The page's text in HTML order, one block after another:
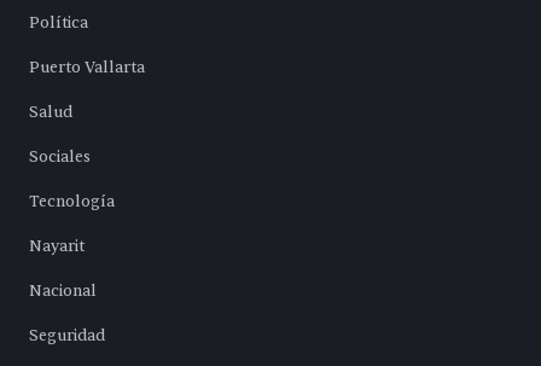
Política
Puerto Vallarta
Salud
Sociales
Tecnología
Nayarit
Nacional
Seguridad